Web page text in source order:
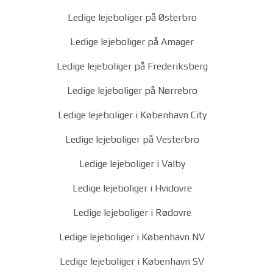
Ledige lejeboliger på Østerbro
Ledige lejeboliger på Amager
Ledige lejeboliger på Frederiksberg
Ledige lejeboliger på Nørrebro
Ledige lejeboliger i København City
Ledige lejeboliger på Vesterbro
Ledige lejeboliger i Valby
Ledige lejeboliger i Hvidovre
Ledige lejeboliger i Rødovre
Ledige lejeboliger i København NV
Ledige lejeboliger i København SV